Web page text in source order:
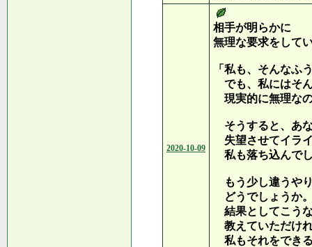
2020-10-09
相手が明らかに
無理な要求をして
「私も、そんなふ
でも、私にはそ
現実的に無理な
そうすると、あ
失望させてイラ
私も落ち込んで
もう少し違うや
どうでしょうか
結果としてこう
教えていただけ
私もそれをでき